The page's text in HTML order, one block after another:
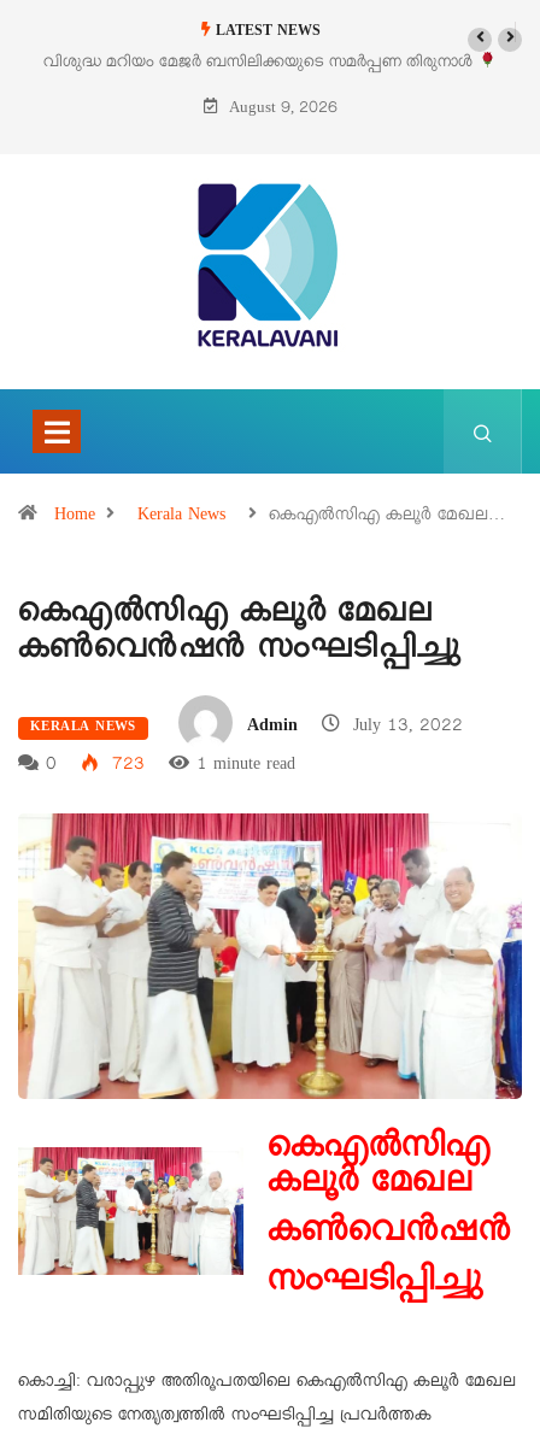
LATEST NEWS
തിരുനാൾ
‘പെറ്റൽസ്’ ലൈഫ് സ്റ്റൈൽ എക്സിബിഷനും
August 9, 2026
Home Kerala News കെഎൽസിഎ കലൂർ മേഖല…
കെഎൽസിഎ കലൂർ മേഖല
കൺവെൻഷൻ സംഘടിപ്പിച്ചു
KERALA NEWS Admin
July 13, 2022
0
723 1 minute read
കെഎൽസിഎ
കലൂർ മേഖല
കൺവെൻഷൻ
സംഘടിപ്പിച്ചു
കൊച്ചി: വരാപ്പുഴ അതിരൂപതയിലെ കെഎൽസിഎ കലൂർ മേഖല
സമിതിയുടെ നേതൃത്വത്തിൽ സംഘടിപ്പിച്ച പ്രവർത്തക